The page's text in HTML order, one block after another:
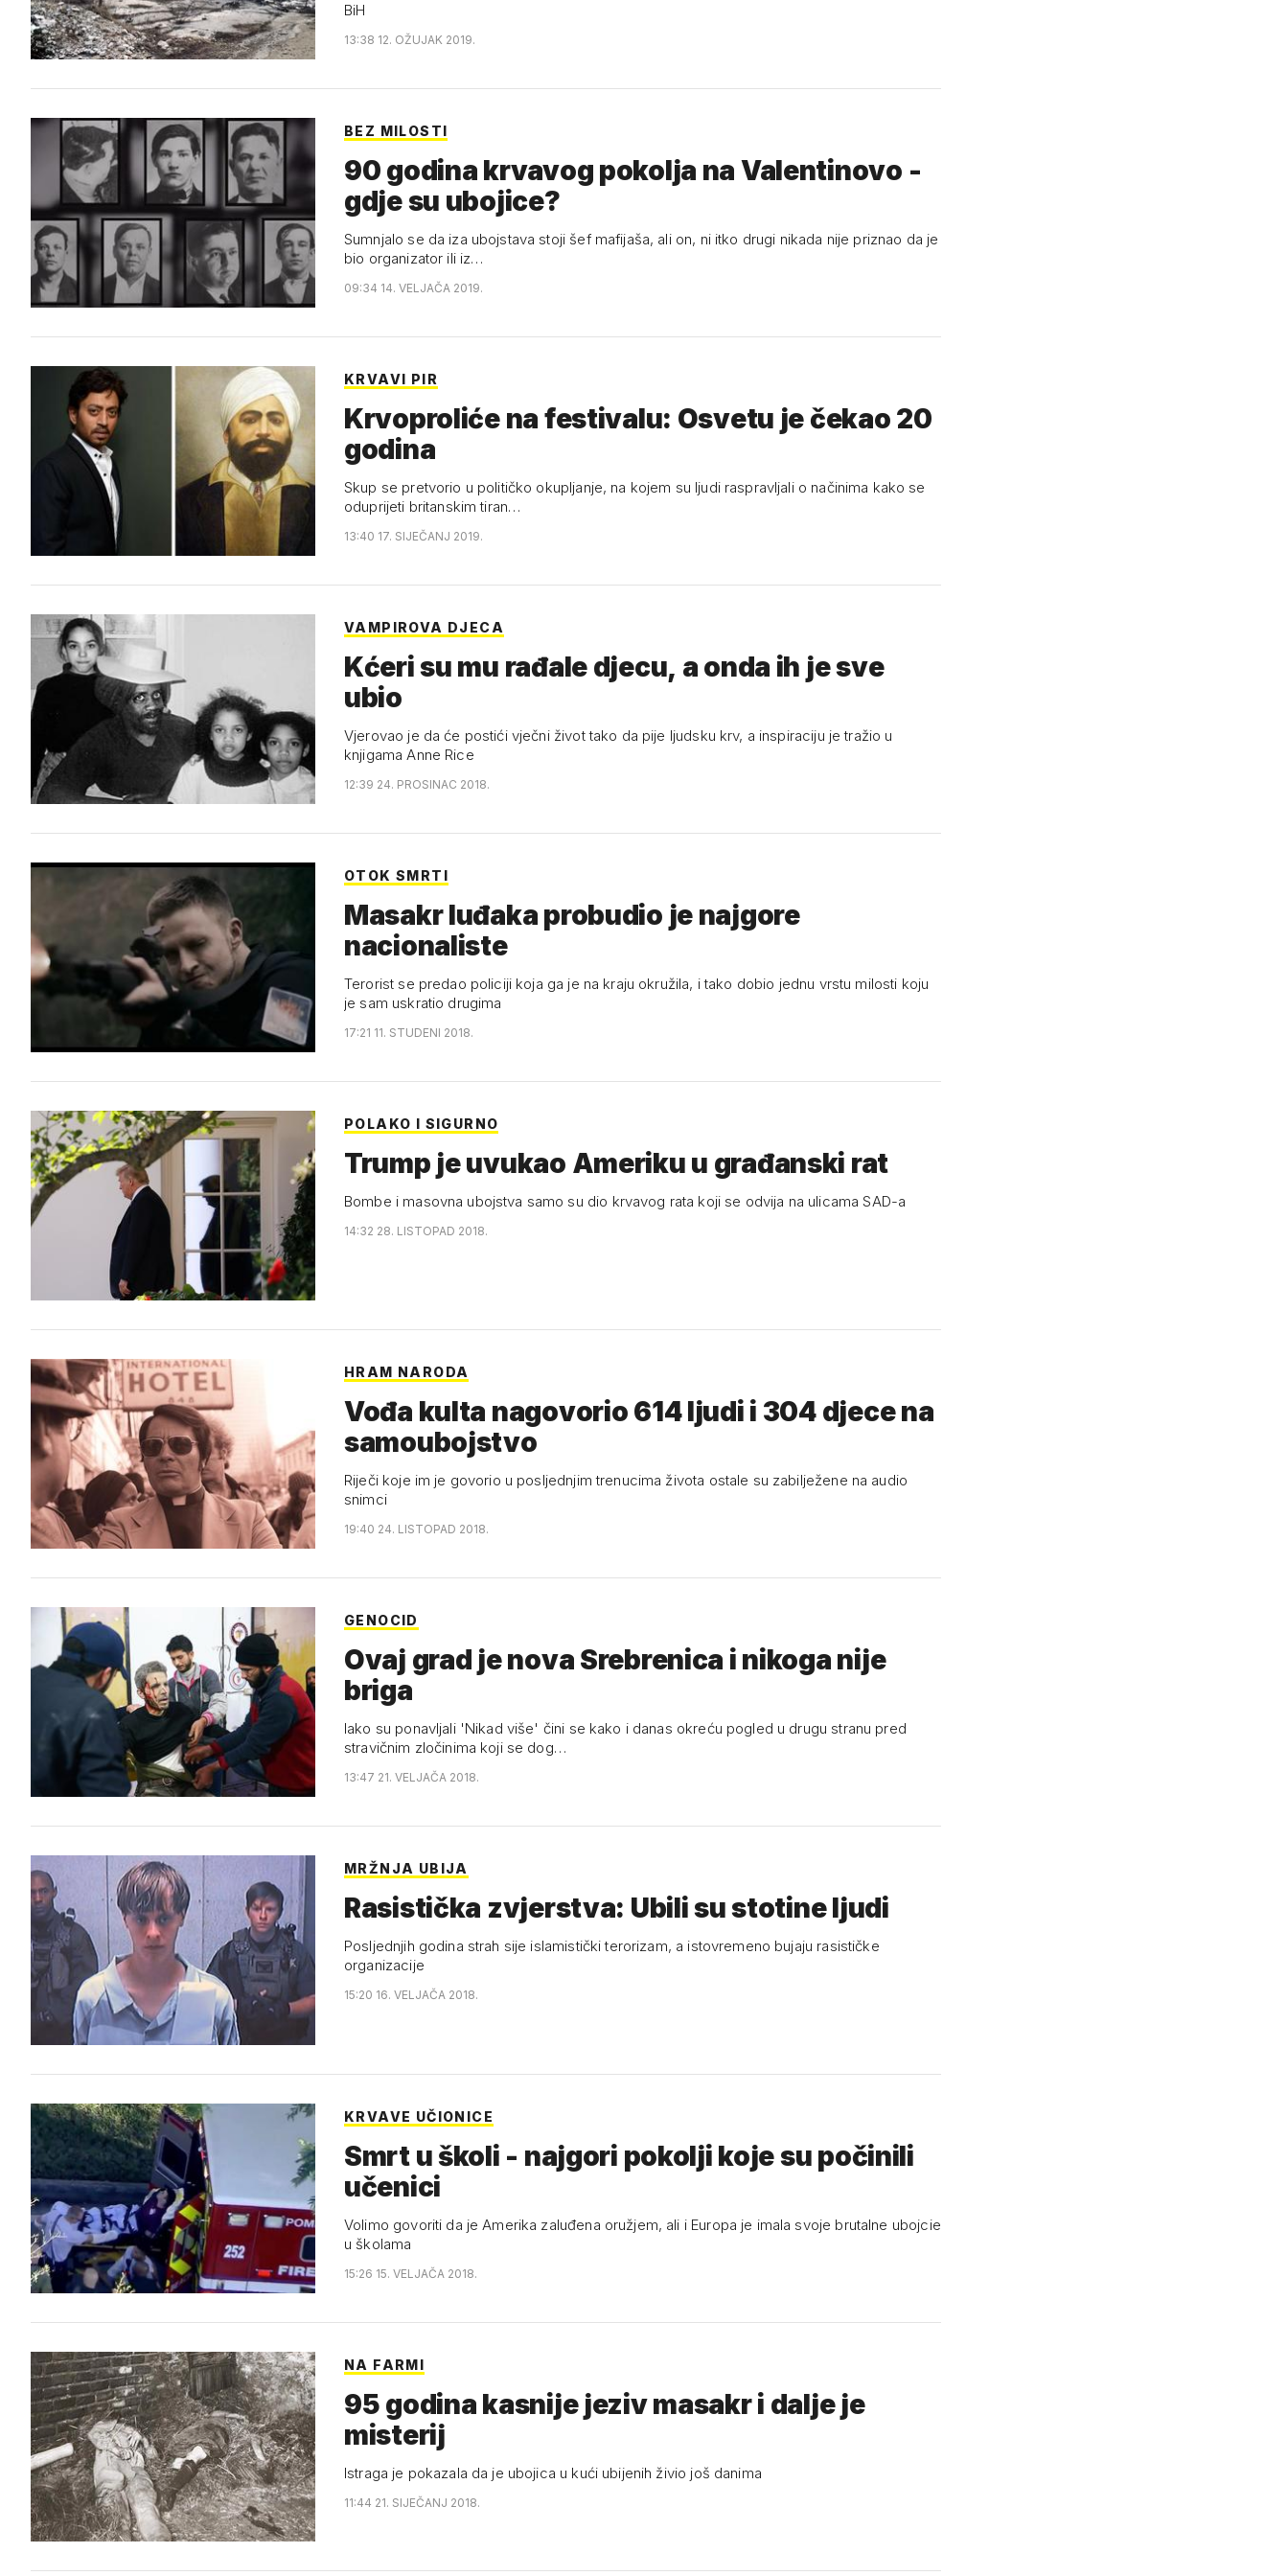
BiH
13:38 12. OŽUJAK 2019.
BEZ MILOSTI
90 godina krvavog pokolja na Valentinovo -
gdje su ubojice?
Sumnjalo se da iza ubojstava stoji šef mafijaša, ali on, ni itko drugi nikada nije priznao da je
bio organizator ili iz…
09:34 14. VELJAČA 2019.
KRVAVI PIR
Krvoproliće na festivalu: Osvetu je čekao 20
godina
Skup se pretvorio u političko okupljanje, na kojem su ljudi raspravljali o načinima kako se
oduprijeti britanskim tiran…
13:40 17. SIJEČANJ 2019.
VAMPIROVA DJECA
Kćeri su mu rađale djecu, a onda ih je sve
ubio
Vjerovao je da će postići vječni život tako da pije ljudsku krv, a inspiraciju je tražio u
knjigama Anne Rice
12:39 24. PROSINAC 2018.
OTOK SMRTI
Masakr luđaka probudio je najgore
nacionaliste
Terorist se predao policiji koja ga je na kraju okružila, i tako dobio jednu vrstu milosti koju
je sam uskratio drugima
17:21 11. STUDENI 2018.
POLAKO I SIGURNO
Trump je uvukao Ameriku u građanski rat
Bombe i masovna ubojstva samo su dio krvavog rata koji se odvija na ulicama SAD-a
14:32 28. LISTOPAD 2018.
HRAM NARODA
Vođa kulta nagovorio 614 ljudi i 304 djece na
samoubojstvo
Riječi koje im je govorio u posljednjim trenucima života ostale su zabilježene na audio
snimci
19:40 24. LISTOPAD 2018.
GENOCID
Ovaj grad je nova Srebrenica i nikoga nije
briga
Iako su ponavljali 'Nikad više' čini se kako i danas okreću pogled u drugu stranu pred
stravičnim zločinima koji se dog…
13:47 21. VELJAČA 2018.
MRŽNJA UBIJA
Rasistička zvjerstva: Ubili su stotine ljudi
Posljednjih godina strah sije islamistički terorizam, a istovremeno bujaju rasističke
organizacije
15:20 16. VELJAČA 2018.
KRVAVE UČIONICE
Smrt u školi - najgori pokolji koje su počinili
učenici
Volimo govoriti da je Amerika zaluđena oružjem, ali i Europa je imala svoje brutalne ubojcie
u školama
15:26 15. VELJAČA 2018.
NA FARMI
95 godina kasnije jeziv masakr i dalje je
misterij
Istraga je pokazala da je ubojica u kući ubijenih živio još danima
11:44 21. SIJEČANJ 2018.